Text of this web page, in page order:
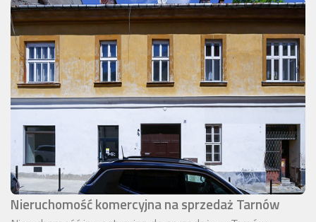
Nieruchomość komercyjna na sprzedaż Tarnów